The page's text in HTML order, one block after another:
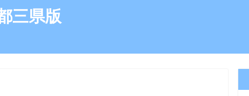
三県版